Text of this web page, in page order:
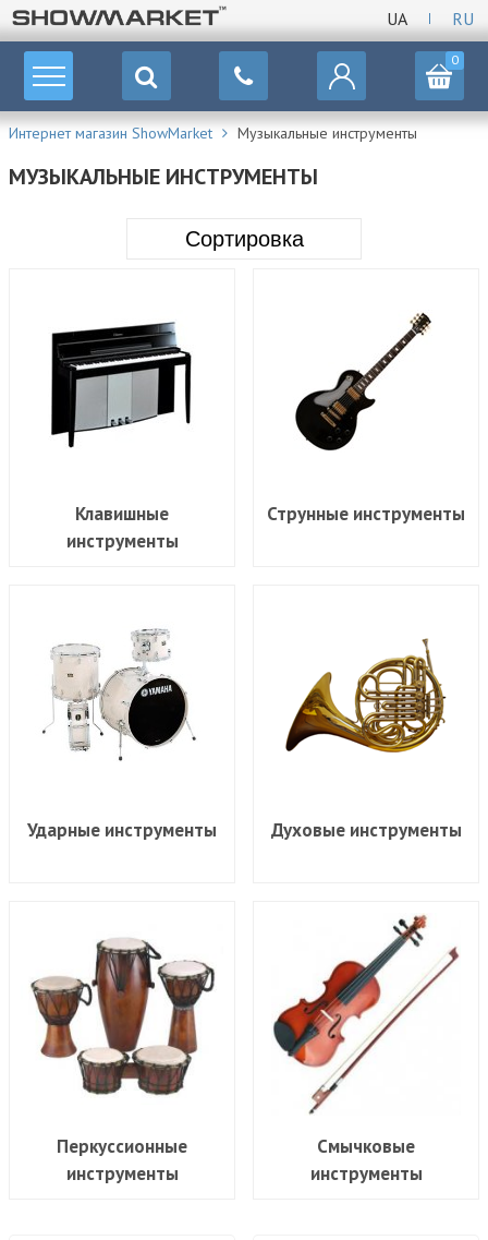
UA RU
0
Интернет магазин ShowMarket Музыкальные инструменты
МУЗЫКАЛЬНЫЕ ИНСТРУМЕНТЫ
Сортировка
Клавишные
инструменты
Струнные инструменты
Ударные инструменты Духовые инструменты
Перкуссионные
инструменты
Смычковые
инструменты